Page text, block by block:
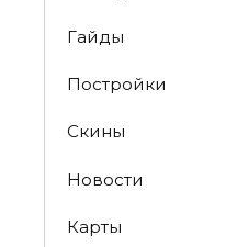
Гайды
Постройки
Скины
Новости
Карты